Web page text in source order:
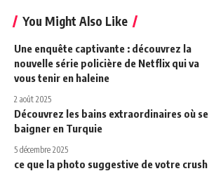
You Might Also Like
Une enquête captivante : découvrez la
nouvelle série policière de Netflix qui va
vous tenir en haleine
2 août 2025
Découvrez les bains extraordinaires où se
baigner en Turquie
5 décembre 2025
ce que la photo suggestive de votre crush